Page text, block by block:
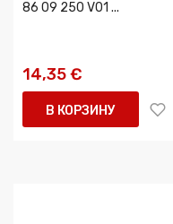
86 09 250 V01 ...
14,35 €
В КОРЗИНУ